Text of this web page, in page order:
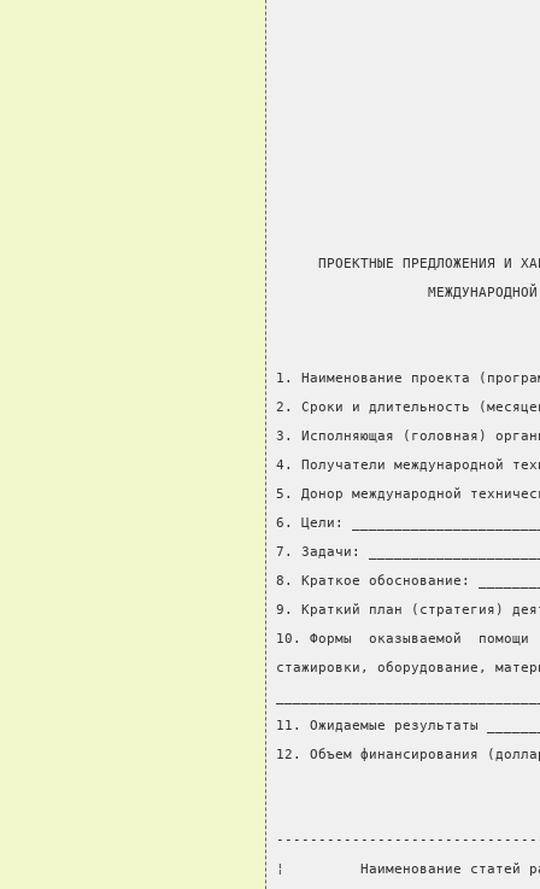
ПРОЕКТНЫЕ ПРЕДЛОЖЕНИЯ И
1. Наименование проекта
2. Сроки и длительность
3. Исполняющая (головная)
4. Получатели международной
5. Донор международной
6. Цели:
7. Задачи:
8. Краткое обоснование:
9. Краткий план (стратегия)
10. Формы  оказываемой
стажировки, оборудование,
11. Ожидаемые результаты
12. Объем финансирования
¦         Наименование статей